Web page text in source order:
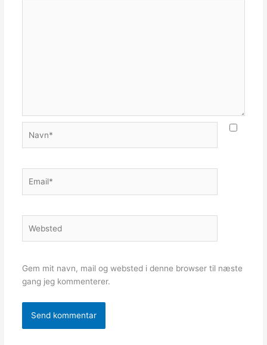
Gem mit navn, mail og websted i denne browser til næste
gang jeg kommenterer.